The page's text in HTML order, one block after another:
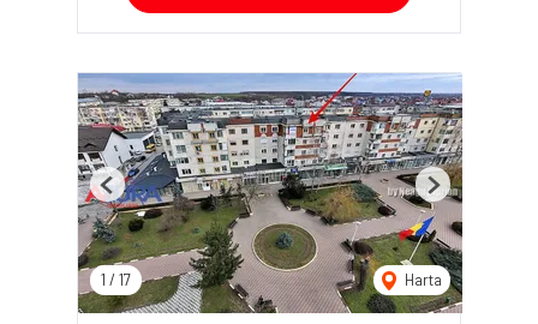
1 / 17 Harta
Previous Next